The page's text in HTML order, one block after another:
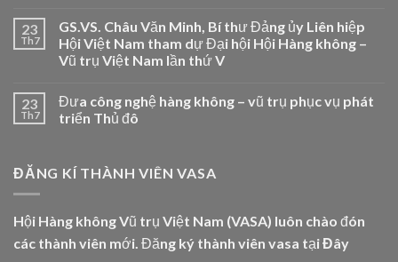
23
Th7
GS.VS. Châu Văn Minh, Bí thư Đảng ủy Liên hiệp
Hội Việt Nam tham dự Đại hội Hội Hàng không –
Vũ trụ Việt Nam lần thứ V
23
Th7
Đưa công nghệ hàng không – vũ trụ phục vụ phát
triển Thủ đô
ĐĂNG KÍ THÀNH VIÊN VASA
Hội Hàng không Vũ trụ Việt Nam (VASA) luôn chào đón
các thành viên mới. Đăng ký thành viên vasa tạiĐây